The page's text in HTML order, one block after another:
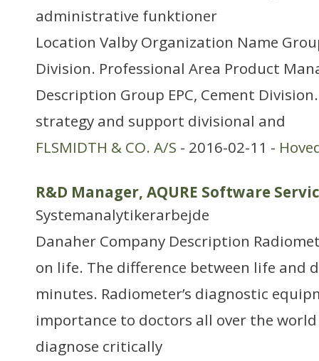
administrative funktioner
Location Valby Organization Name
Division. Professional Area Product
Description Group EPC, Cement
strategy and support divisional and
FLSMIDTH & CO. A/S - 2016-02-11 -
R&D Manager, AQURE Software
Systemanalytikerarbejde
Danaher Company Description
on life. The difference between life and
minutes. Radiometer’s diagnostic
importance to doctors all over the
diagnose critically